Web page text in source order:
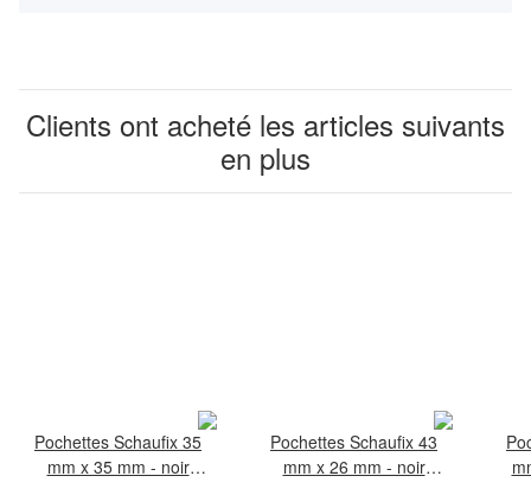
Clients ont acheté les articles suivants
en plus
Pochettes Schaufix 35
mm x 35 mm - noir
Pochettes Schaufix 43
mm x 26 mm - noir